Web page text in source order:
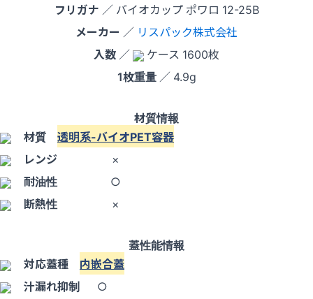
フリガナ ／ バイオカップ ポワロ 12-25B
メーカー ／ リスパック株式会社
入数 ／
ケース 1600枚
1枚重量／ 4.9g
材質情報
材質 透明系-バイオPET容器
レンジ
×
耐油性
○
断熱性
×
蓋性能情報
対応蓋種 内嵌合蓋
汁漏れ抑制
○